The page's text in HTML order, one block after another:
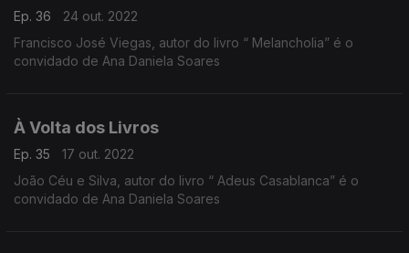
Ep. 36
24 out. 2022
Francisco José Viegas, autor do livro “ Melancholia” é o
convidado de Ana Daniela Soares
À Volta dos Livros
Ep. 35
17 out. 2022
João Céu e Silva, autor do livro “ Adeus Casablanca” é o
convidado de Ana Daniela Soares